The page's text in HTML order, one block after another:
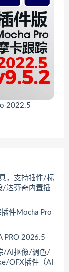
2022.5
，支持插件/标
/达芬奇内置插
件Mocha Pro
PRO 2026.5
/AI抠像/调色/
OFX插件（AI